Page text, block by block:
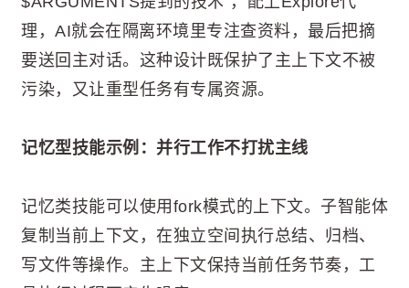
理，AI就会在隔离环境里专注查资料，最后把摘
要送回主对话。这种设计既保护了主上下文不被
污染，又让重型任务有专属资源。
记忆型技能示例：并行工作不打扰主线
记忆类技能可以使用fork模式的上下文。子智能体
复制当前上下文，在独立空间执行总结、归档、
写文件等操作。主上下文保持当前任务节奏，工